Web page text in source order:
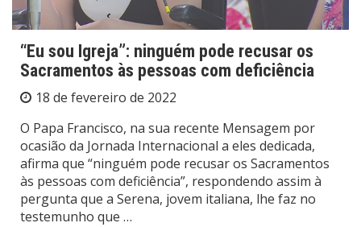
“Eu sou Igreja”: ninguém pode recusar os
Sacramentos às pessoas com deficiência
18 de fevereiro de 2022
O Papa Francisco, na sua recente Mensagem por
ocasião da Jornada Internacional a eles dedicada,
afirma que “ninguém pode recusar os Sacramentos
às pessoas com deficiência”, respondendo assim à
pergunta que a Serena, jovem italiana, lhe faz no
testemunho que …